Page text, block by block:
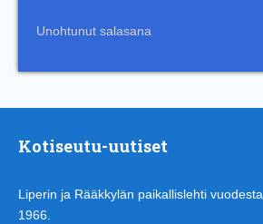
Unohtunut salasana
Kotiseutu-uutiset
Liperin ja Rääkkylän paikallislehti vuodesta
1966.